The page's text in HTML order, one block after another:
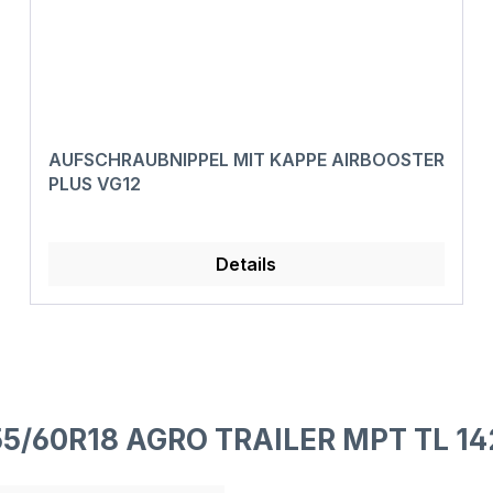
AUFSCHRAUBNIPPEL MIT KAPPE AIRBOOSTER
PLUS VG12
Details
AGRO TRAILER MPT TL